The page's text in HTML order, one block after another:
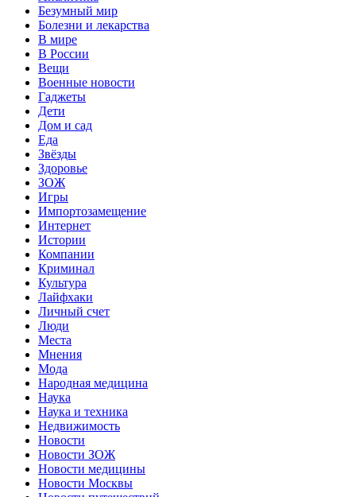
Безумный мир
Болезни и лекарства
В мире
В России
Вещи
Военные новости
Гаджеты
Дети
Дом и сад
Еда
Звёзды
Здоровье
ЗОЖ
Игры
Импортозамещение
Интернет
Истории
Компании
Криминал
Культура
Лайфхаки
Личный счет
Люди
Места
Мнения
Мода
Народная медицина
Наука
Наука и техника
Недвижимость
Новости
Новости ЗОЖ
Новости медицины
Новости Москвы